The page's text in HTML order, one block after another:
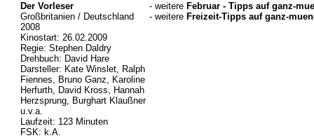
Der Vorleser
Großbritanien / Deutschland
2008
Kinostart: 26.02.2009
Regie: Stephen Daldry
Drehbuch: David Hare
Darsteller: Kate Winslet, Ralph
Fiennes, Bruno Ganz, Karoline
Herfurth, David Kross, Hannah
Herzsprung, Burghart Klaußner
u.v.a.
Laufzeit: 123 Minuten
FSK: k.A.
- weitere Februar - Tipps auf ganz-
- weitere Freizeit-Tipps auf ganz-